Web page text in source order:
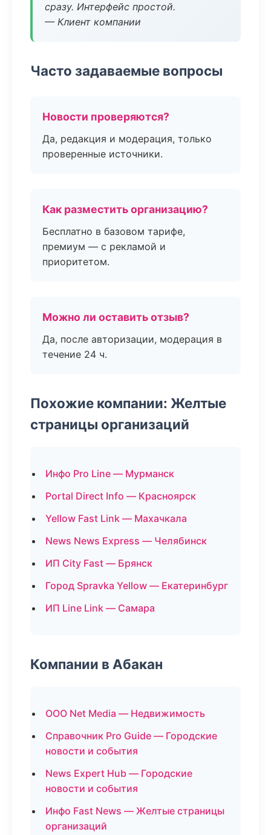
сразу. Интерфейс простой.
— Клиент компании
Часто задаваемые вопросы
Новости проверяются?
Да, редакция и модерация, только
проверенные источники.
Как разместить организацию?
Бесплатно в базовом тарифе,
премиум — с рекламой и
приоритетом.
Можно ли оставить отзыв?
Да, после авторизации, модерация в
течение 24 ч.
Похожие компании: Желтые
страницы организаций
Инфо Pro Line — Мурманск
Portal Direct Info — Красноярск
Yellow Fast Link — Махачкала
News News Express — Челябинск
ИП City Fast — Брянск
Город Spravka Yellow — Екатеринбург
ИП Line Link — Самара
Компании в Абакан
ООО Net Media — Недвижимость
Справочник Pro Guide — Городские
новости и события
News Expert Hub — Городские
новости и события
Инфо Fast News — Желтые страницы
организаций